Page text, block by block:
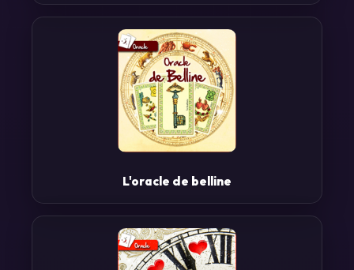
La protection et la sécurité
L'oracle de belline